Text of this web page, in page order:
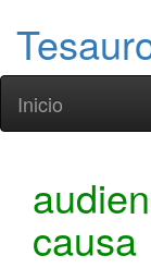
Inicio
causa